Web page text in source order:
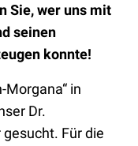
Sie, wer uns mit
seinen
konnte!
Morgana“ in
Dr.
Für die